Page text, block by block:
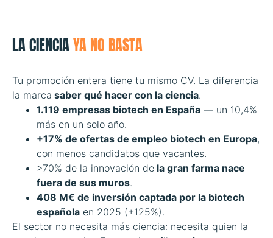
LA CIENCIAYA NO BASTA
Tu promoción entera tiene tu mismo CV. La diferencia
la marca saber qué hacer con la ciencia.
1.119 empresas biotech en España — un 10,4%
más en un solo año.
+17% de ofertas de empleo biotech en Europa,
con menos candidatos que vacantes.
>70% de la innovación de la gran farma nace
fuera de sus muros.
408 M€ de inversión captada por la biotech
española en 2025 (+125%).
El sector no necesita más ciencia: necesita quien la